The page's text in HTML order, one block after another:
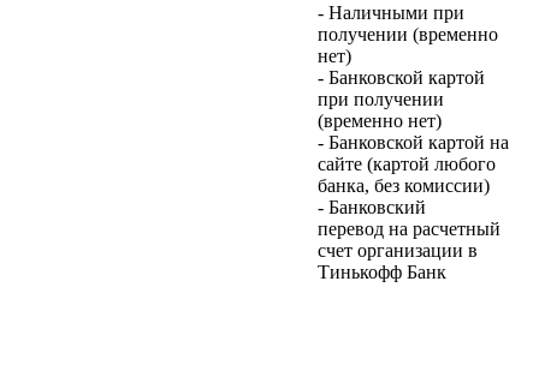
- Наличными при
получении (временно
нет)
- Банковской картой
при получении
(временно нет)
- Банковской картой на
сайте (картой любого
банка, без комиссии)
- Банковский
перевод на расчетный
счет организации в
Тинькофф Банк